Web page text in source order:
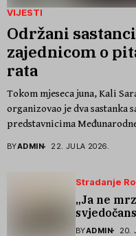
VIJESTI
Održani
zajednicom o
rata
Tokom mjeseca juna, Kali
organizovao je dva sastanka
predstavnicima
BYADMIN 22. JULA 2026.
Stradanje
„Ja ne
zaboraviti
BYADMIN 20.